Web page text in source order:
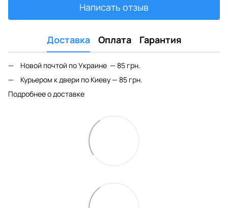
Написать отзыв
Доставка Оплата Гарантия
Новой почтой по Украине — 85 грн.
Курьером к двери по Киеву — 85 грн.
Подробнее о доставке